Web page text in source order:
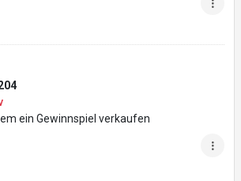
ein Gewinnspiel verkaufen